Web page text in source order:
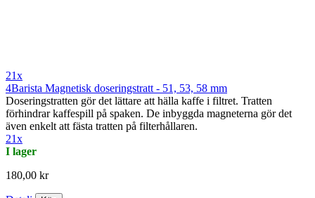
21x
4Barista Magnetisk doseringstratt - 51, 53, 58 mm
Doseringstratten gör det lättare att hälla kaffe i filtret. Tratten
förhindrar kaffespill på spaken. De inbyggda magneterna gör det
även enkelt att fästa tratten på filterhållaren.
21x
I lager
180,00 kr